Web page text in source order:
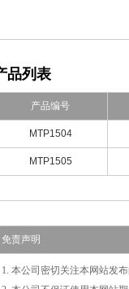
品列表
产品编号
MTP1504
MTP1505
免责声明
1. 本公司密切关注本网站发